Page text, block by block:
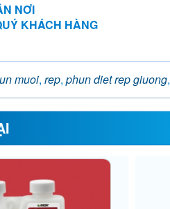
NƠI
KHÁCH HÀNG
muoi, rep, phun diet rep giuong,